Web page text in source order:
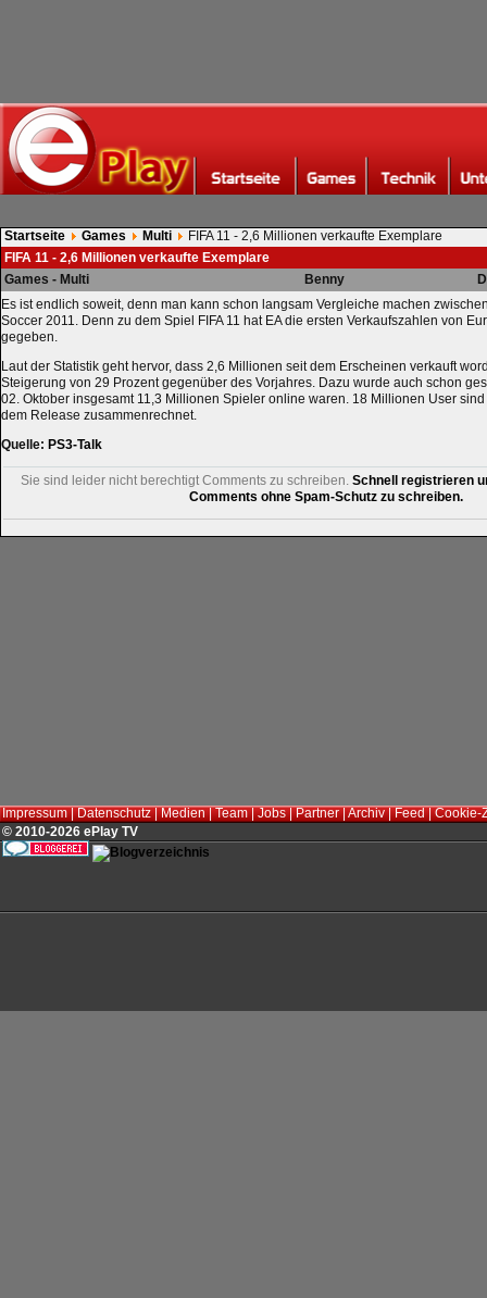
Startseite Games Multi
FIFA 11 - 2,6 Millionen verkaufte Exemplare
FIFA 11 - 2,6 Millionen verkaufte Exemplare
Games - Multi
Benny
Es ist endlich soweit, denn man kann schon langsam Vergleiche machen
Soccer 2011. Denn zu dem Spiel FIFA 11 hat EA die ersten Verkaufszahlen von
gegeben.
Laut der Statistik geht hervor, dass 2,6 Millionen seit dem Erscheinen verkauft
Steigerung von 29 Prozent gegenüber des Vorjahres. Dazu wurde auch schon
02. Oktober insgesamt 11,3 Millionen Spieler online waren. 18 Millionen User
dem Release zusammenrechnet.
Quelle: PS3-Talk
Sie sind leider nicht berechtigt Comments zu schreiben. Schnell registrieren
Comments ohne Spam-Schutz zu schreiben.
Impressum|Datenschutz|Medien|Team|Jobs|Partner|Archiv|Feed|Cookie-
© 2010-2026 ePlay TV